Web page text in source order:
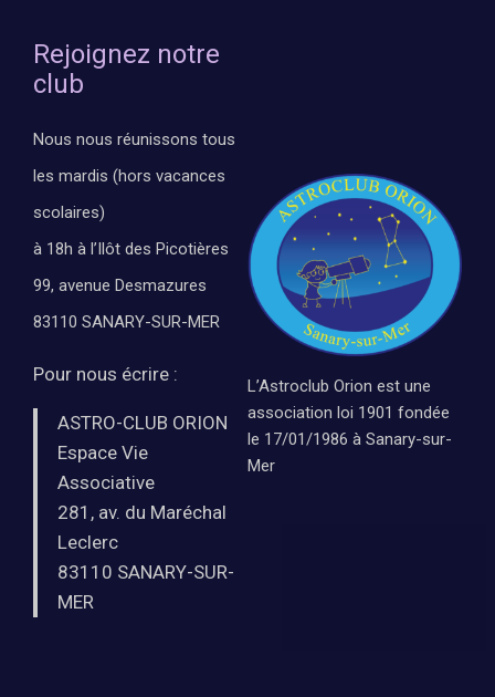
Rejoignez notre
club
Nous nous réunissons tous
les mardis (hors vacances
scolaires)
à 18h à l’Ilôt des Picotières
99, avenue Desmazures
83110 SANARY-SUR-MER
Pour nous écrire :
ASTRO-CLUB ORION
Espace Vie
Associative
281, av. du Maréchal
Leclerc
83110 SANARY-SUR-
MER
L’Astroclub Orion est une
association loi 1901 fondée
le 17/01/1986 à Sanary-sur-
Mer